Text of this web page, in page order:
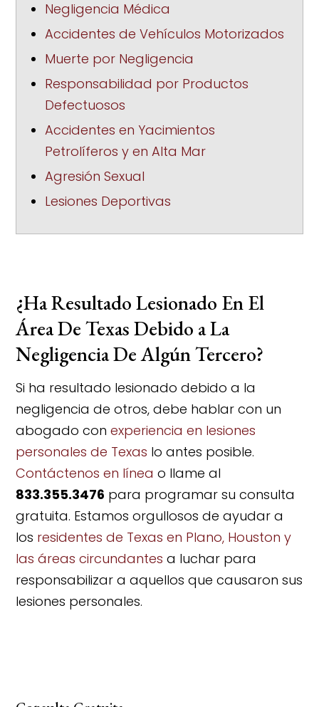
Negligencia Médica
Accidentes de Vehículos Motorizados
Muerte por Negligencia
Responsabilidad por Productos
Defectuosos
Accidentes en Yacimientos
Petrolíferos y en Alta Mar
Agresión Sexual
Lesiones Deportivas
¿Ha Resultado Lesionado En El
Área De Texas Debido a La
Negligencia De Algún Tercero?
Si ha resultado lesionado debido a la
negligencia de otros, debe hablar con un
abogado conexperiencia en lesiones
personales de Texas lo antes posible.
Contáctenos en línea o llame al
833.355.3476 para programar su consulta
gratuita. Estamos orgullosos de ayudar a
los residentes de Texas en Plano, Houston y
las áreas circundantes a luchar para
responsabilizar a aquellos que causaron sus
lesiones personales.